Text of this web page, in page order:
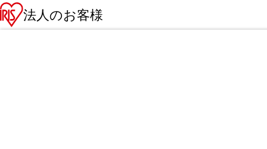
法人のお客様